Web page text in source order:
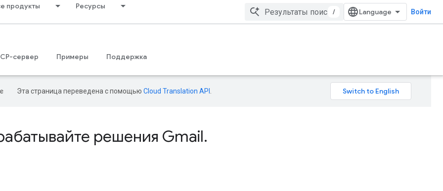
продукты Ресурсы
/ Войти
сервер Примеры Поддержка
Эта страница переведена с помощью Cloud Translation API
решения Gmail.